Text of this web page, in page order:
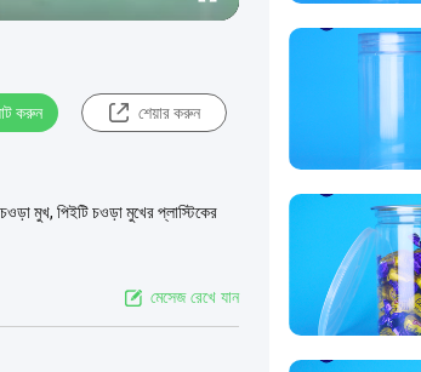
করুন শেয়ার করুন
মুখ, পিইটি চওড়া মুখের প্লাস্টিকের
মেসেজ রেখে যান